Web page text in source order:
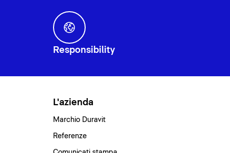
Responsibility
L'azienda
Marchio Duravit
Referenze